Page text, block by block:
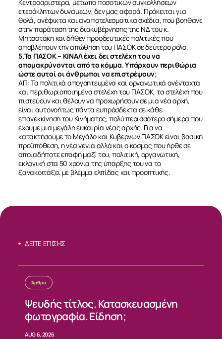
ΣΧΕΤΙΚΑ
ΝΕΑ
ΕΠΙΚΟΙΝΩΝΙΑ
Κεντροαριστερά, μέτωπο ποσοτικών συγκολλήσεων
ετερόκλητων δυνάμεων, δεν μας αφορά. Πρόκειται για
θολά, ανέφικτα και αναποτελεσματικά σχέδια, που βοηθάνε
στην παράταση της διακυβέρνησης της ΝΔ του κ.
Μητσοτάκη και δήθεν προοδευτικές πολιτικές που
αποβλέπουν την απώθηση του ΠΑΣΟΚ σε δεύτερο ρόλο.
5.Το ΠΑΣΟΚ – ΚΙΝΑΛ έχει δει στελέχη του να
απομακρύνονται από το κόμμα. Υπάρχουν περιθώρια
ώστε αυτοί οι άνθρωποι να επιστρέψουν;
ΑΠ: Τα πολιτικά απογοητευμένα και οργανωτικά ανένταχτα
και περιθωριοποιημένα στελέχη του ΠΑΣΟΚ, τα στελέχη που
πιστεύουν και θέλουν να προχωρήσουν σε μια νέα αρχή,
είναι αυτονοήτως πάντα ευπρόσδεκτα σε κάθε
επανεκκίνηση του Κινήματος, πολύ περισσότερο σήμερα που
έχουμε μια μεγάλη ευκαιρία νέας αρχής. Για να
κατακτήσουμε το Μεγάλο και Κυβερνών ΠΑΣΟΚ είναι βασική
προϋπόθεση, η νέα γενιά αλλά και ο κόσμος που ήρθε σε
οποιαδήποτε επαφή μαζί του, πολιτική, οργανωτική,
εκλογική στα 50 χρόνια της ύπαρξης του να το
ξανακοιτάξει με βλέμμα ελπίδας και προοπτικής.
ΔΕΙΤΕ ΕΠΙΣΗΣ
Άρθρα
Ψευδής τίτλος. Κατασκευασμένη
φωτογραφία. Είδηση;
AUG 6, 2026